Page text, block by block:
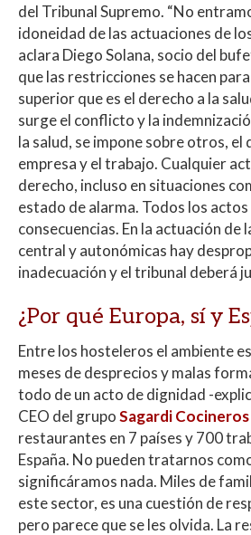
del Tribunal Supremo. “No
idoneidad de las actuaciones de
aclara Diego Solana, socio del
que las restricciones se hacen
superior que es el derecho a la
surge el conflicto y la
la salud, se impone sobre otros, el
empresa y el trabajo. Cualquier
derecho, incluso en situaciones
estado de alarma. Todos los
consecuencias. En la actuación de
central y autonómicas hay
inadecuación y el tribunal deberá
¿Por qué Europa, sí y
Entre los hosteleros el ambiente
meses de desprecios y malas
todo de un acto de dignidad -
CEO del grupoSagardi
restaurantes en 7 países y 700
España. No pueden tratarnos
significáramos nada. Miles de
este sector, es una cuestión de
pero parece que se les olvida. La